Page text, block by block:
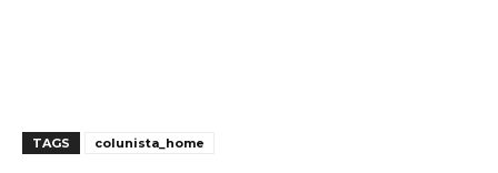
TAGS colunista_home